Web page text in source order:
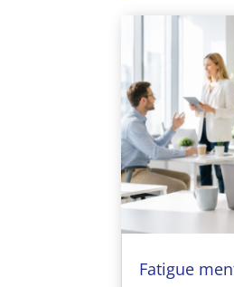
Fatigue